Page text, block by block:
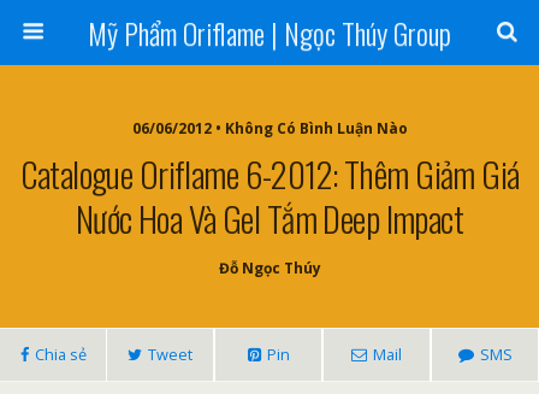
Mỹ Phẩm Oriflame | Ngọc Thúy Group
06/06/2012 • Không Có Bình Luận Nào
Catalogue Oriflame 6-2012: Thêm Giảm Giá
Nước Hoa Và Gel Tắm Deep Impact
Đỗ Ngọc Thúy
Chia sẻ Tweet Pin Mail SMS